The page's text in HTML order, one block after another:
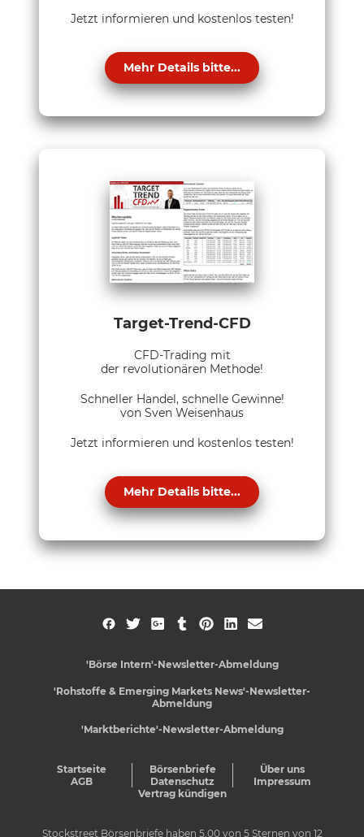
Jetzt informieren und kostenlos testen!
Mehr Details bitte...
Target-Trend-CFD
CFD-Trading mit
der revolutionären Methode!
Schneller Handel, schnelle Gewinne!
von Sven Weisenhaus
Jetzt informieren und kostenlos testen!
Mehr Details bitte...
'Börse Intern'-Newsletter-Abmeldung
'Rohstoffe & Emerging Markets News'-Newsletter-
Abmeldung
'Marktberichte'-Newsletter-Abmeldung
Startseite Börsenbriefe
Über uns
AGB
Datenschutz
Impressum
Vertrag kündigen
Stockstreet Börsenbriefe haben 5,00von 5Sternen von 12